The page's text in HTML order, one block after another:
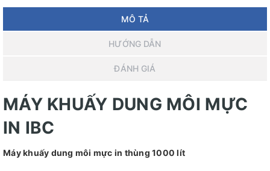
MÔ TẢ
HƯỚNG DẪN
ĐÁNH GIÁ
MÁY KHUẤY DUNG MÔI MỰC
IN IBC
Máy khuấy dung môi mực in thùng 1000 lít